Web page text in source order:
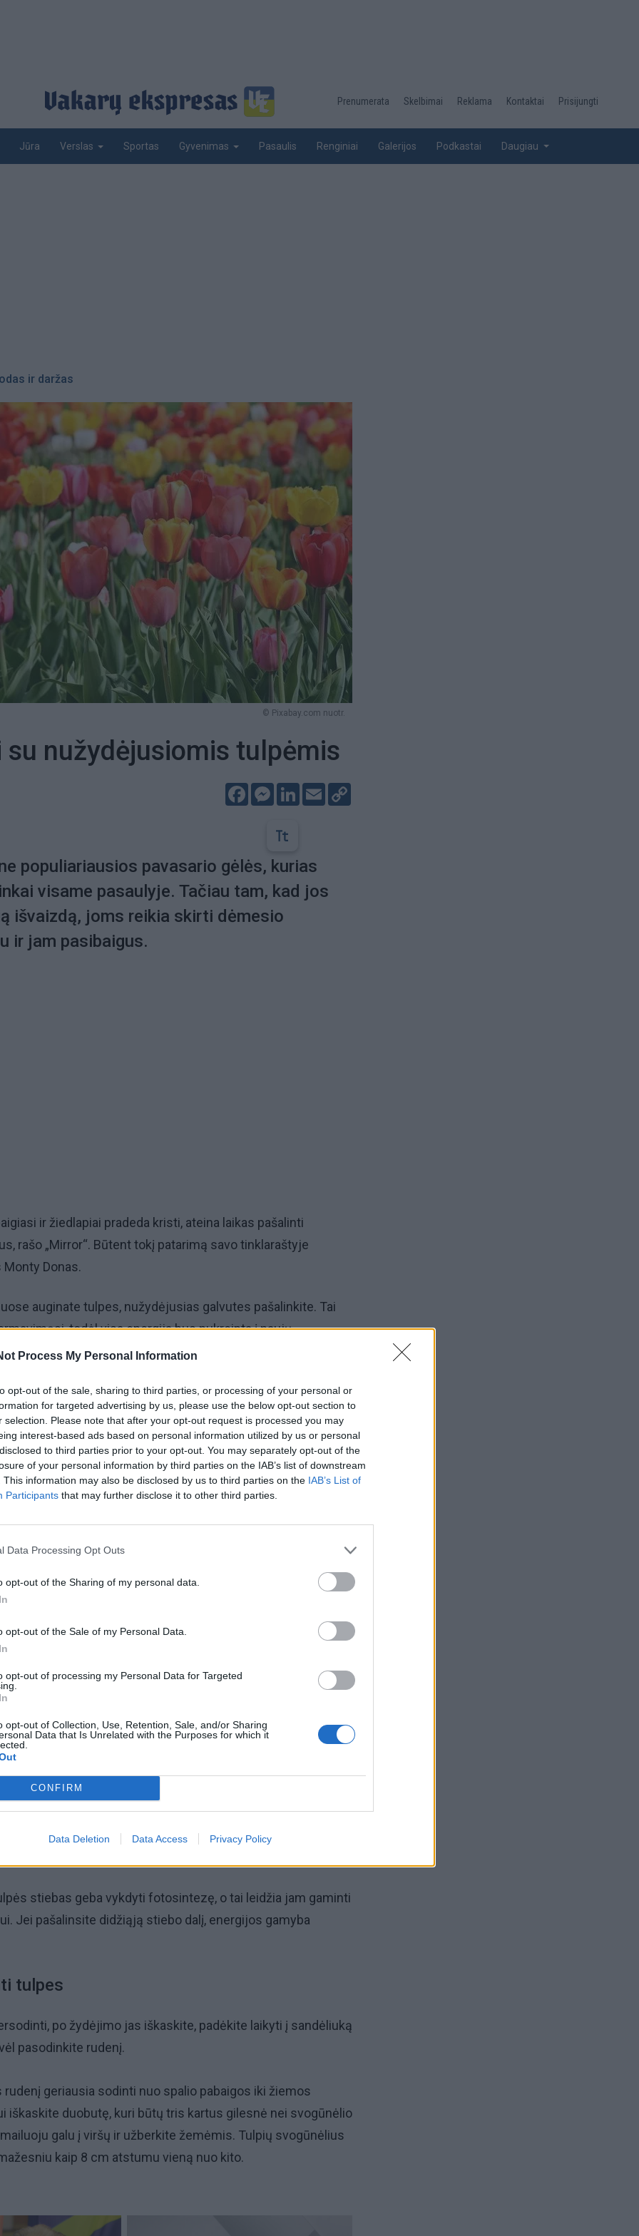
Process My Personal Information
opt-out of the sale, sharing to third parties, or processing of your personal or
for targeted advertising by us, please use the below opt-out section to
selection. Please note that after your opt-out request is processed you may
interest-based ads based on personal information utilized by us or personal
to third parties prior to your opt-out. You may separately opt-out of the
of your personal information by third parties on the IAB’s list of downstream
This information may also be disclosed by us to third parties on the IAB’s List of
Participants that may further disclose it to other third parties.
Data Processing Opt Outs
opt-out of the Sharing of my personal data.
opt-out of the Sale of my Personal Data.
opt-out of processing my Personal Data for Targeted
opt-out of Collection, Use, Retention, Sale, and/or Sharing
Data that Is Unrelated with the Purposes for which it
CONFIRM
Data Deletion Data Access Privacy Policy
Desktop
top
Prenumerata Skelbimai Reklama Kontaktai Prisijungti
Jūra Verslas Sportas Gyvenimas Pasaulis Renginiai Galerijos Podkastai Daugiau
ir daržas
© Pixabay.com nuotr.
su nužydėjusiomis tulpėmis
FacebookMessenger
LinkedIn
Email
populiariausios pavasario gėlės, kurias
visame pasaulyje. Tačiau tam, kad jos
išvaizdą, joms reikia skirti dėmesio
ir jam pasibaigus.
ir žiedlapiai pradeda kristi, ateina laikas pašalinti
rašo „Mirror“. Būtent tokį patarimą savo tinklaraštyje
Donas.
auginate tulpes, nužydėjusias galvutes pašalinkite. Tai
todėl visa energija bus nukreipta į naujų
kitų metų žydėjimui.“
sutvarkyti galite naudoti sekatorių arba tiesiog rankomis
nulaužiant ne daugiau kaip 2 cm stiebo. Sodininkas
nupjauti viso stiebo iki pat pagrindo – geriau jį palikti vietoje,
Užgeso gimnazijos direktoriaus gyvybė
Dingo ne tik banko kortelė: ištuštėjo ir banko sąskaita
stiebas geba vykdyti fotosintezę, o tai leidžia jam gaminti
Jei pašalinsite didžiąją stiebo dalį, energijos gamyba
tulpes
po žydėjimo jas iškaskite, padėkite laikyti į sandėliuką
pasodinkite rudenį.
geriausia sodinti nuo spalio pabaigos iki žiemos
iškaskite duobutę, kuri būtų tris kartus gilesnė nei svogūnėlio
galu į viršų ir užberkite žemėmis. Tulpių svogūnėlius
kaip 8 cm atstumu vieną nuo kito.